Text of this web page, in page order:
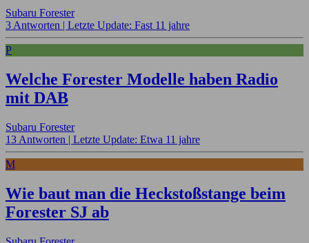
Subaru Forester
3 Antworten | Letzte Update: Fast 11 jahre
P
Welche Forester Modelle haben Radio
mit DAB
Subaru Forester
13 Antworten | Letzte Update: Etwa 11 jahre
M
Wie baut man die Heckstoßstange beim
Forester SJ ab